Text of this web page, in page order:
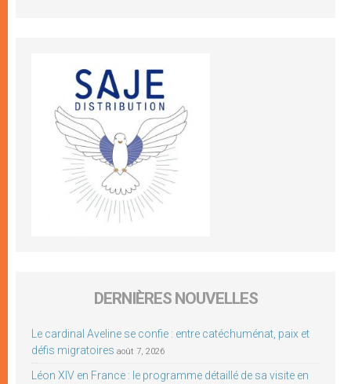
DERNIÈRES NOUVELLES
Le cardinal Aveline se confie : entre catéchuménat, paix et
défis migratoires août 7, 2026
Léon XIV en France : le programme détaillé de sa visite en